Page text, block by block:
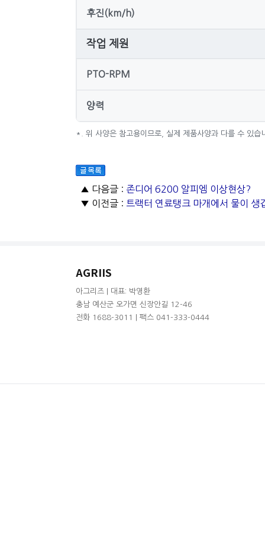
후진(km/h)
작업 제원
PTO-RPM
양력
*. 위 사양은 참고용이므로, 실제 제품사양과 다를 수 있습
▲ 다음글 : 존디어 6200 알피엠 이상현상?
▼ 이전글 : 트랙터 연료탱크 마개에서 물이 생
AGRIIS
아그리즈 | 대표: 박영환
충남 예산군 오가면 신장안길 12-46
전화 1688-3011 | 팩스 041-333-0444